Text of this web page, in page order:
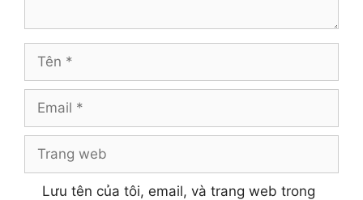
web
Lưu tên của tôi, email, và trang web trong